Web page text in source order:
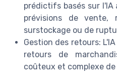
prédictifs basés sur l'IA
prévisions de vente,
surstockage ou de
Gestion des retours:
retours de
coûteux et complexe